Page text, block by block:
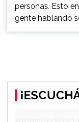
personas. Esto
gente hablando